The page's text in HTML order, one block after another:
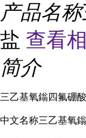
产品名称
盐 查看
简介
三乙基氧鎓四氟硼
中文名称三乙基氧